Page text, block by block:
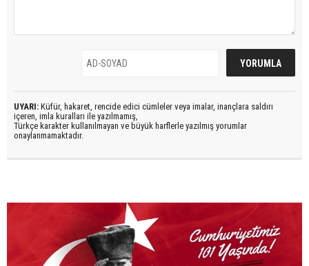
UYARI: Küfür, hakaret, rencide edici cümleler veya imalar, inançlara saldırı
içeren, imla kuralları ile yazılmamış,
Türkçe karakter kullanılmayan ve büyük harflerle yazılmış yorumlar
onaylanmamaktadır.